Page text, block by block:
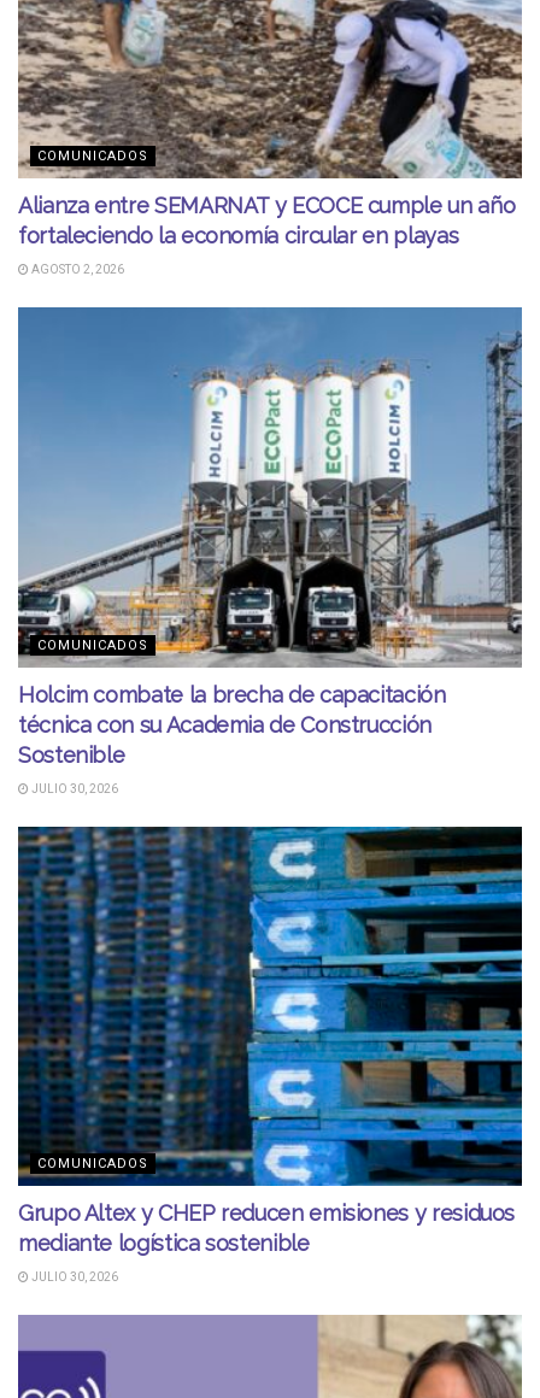
COMUNICADOS
Alianza entre SEMARNAT y ECOCE cumple un año
fortaleciendo la economía circular en playas
AGOSTO 2, 2026
COMUNICADOS
Holcim combate la brecha de capacitación
técnica con su Academia de Construcción
Sostenible
JULIO 30, 2026
COMUNICADOS
Grupo Altex y CHEP reducen emisiones y residuos
mediante logística sostenible
JULIO 30, 2026